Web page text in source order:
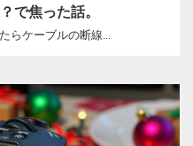
で焦った話。
らケーブルの断線...